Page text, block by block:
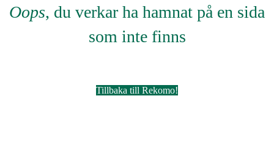
Oops, du verkar ha hamnat på en sida
som inte finns
Tillbaka till Rekomo!